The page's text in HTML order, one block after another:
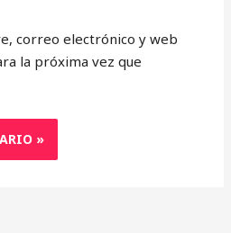
correo electrónico y web
la próxima vez que